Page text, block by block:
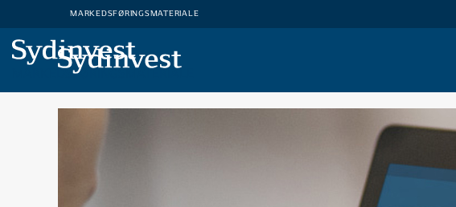
MARKEDSFØRINGSMATERIALE
MARKEDSFØRINGSMATERIALE